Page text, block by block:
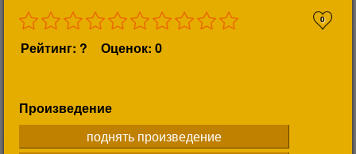
0
Рейтинг: ? Оценок: 0
Произведение
поднять произведение